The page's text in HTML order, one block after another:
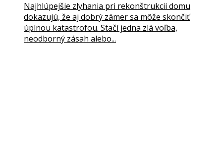
Najhlúpejšie zlyhania pri rekonštrukcii domu
dokazujú, že aj dobrý zámer sa môže skončiť
úplnou katastrofou. Stačí jedna zlá voľba,
neodborný zásah alebo...